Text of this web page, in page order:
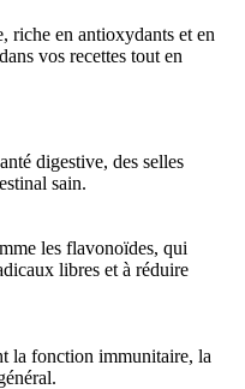
riche en antioxydants et en
vos recettes tout en
digestive, des selles
sain.
les flavonoïdes, qui
libres et à réduire
la fonction immunitaire, la